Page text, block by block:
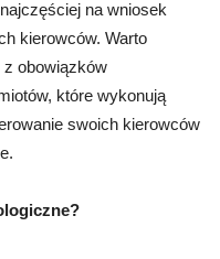
na wniosek
kierowców. Warto
obowiązków
które wykonują
swoich kierowców